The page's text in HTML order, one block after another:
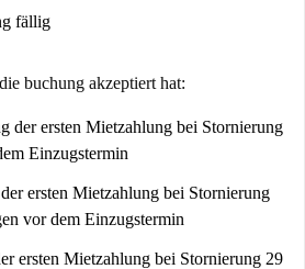
fällig
buchung akzeptiert hat:
der ersten Mietzahlung bei Stornierung
Einzugstermin
ersten Mietzahlung bei Stornierung
vor dem Einzugstermin
ersten Mietzahlung bei Stornierung 29